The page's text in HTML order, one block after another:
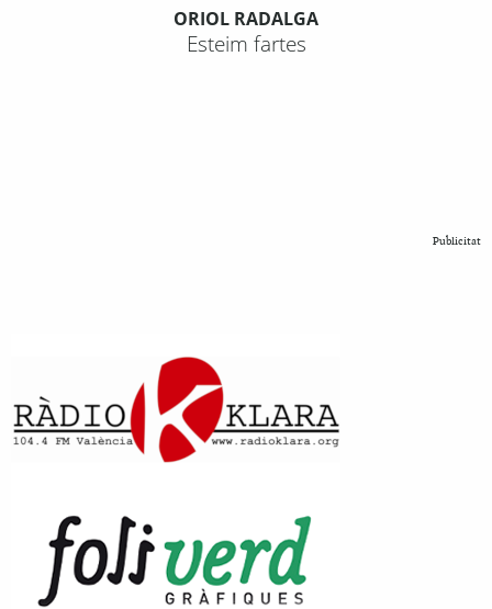
ORIOL RADALGA
Esteim fartes
Publicitat